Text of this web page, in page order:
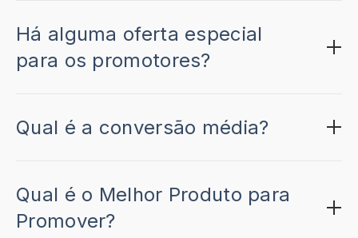
Há alguma oferta especial
para os promotores?
Qual é a conversão média?
Qual é o Melhor Produto para
Promover?